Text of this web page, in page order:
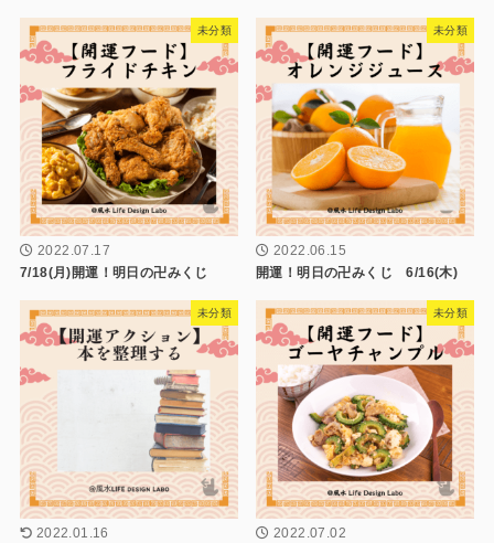
未分類
2022.07.17
7/18(月)開運！明日の卍みくじ
未分類
2022.06.15
開運！明日の卍みくじ 6/16(木)
未分類
2022.01.16
未分類
2022.07.02